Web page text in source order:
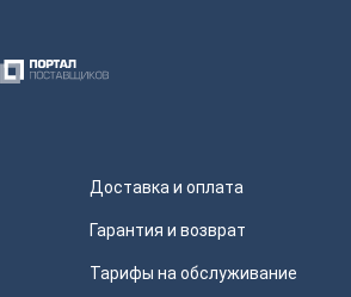
Доставка и оплата
Гарантия и возврат
Тарифы на обслуживание